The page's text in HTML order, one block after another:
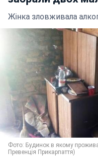
Жінка зловживала
Фото: Будинок в якому
Превенція Прикарпаття)